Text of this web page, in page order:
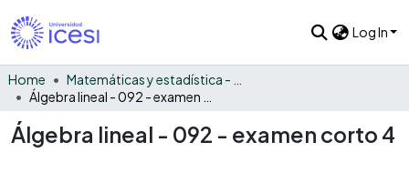
Log In
Home
Álgebra lineal - 092 - examen corto 4